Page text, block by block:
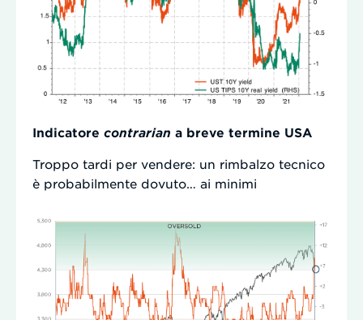
Indicatore contrarian a breve termine USA
Troppo tardi per vendere: un rimbalzo tecnico
è probabilmente dovuto… ai minimi